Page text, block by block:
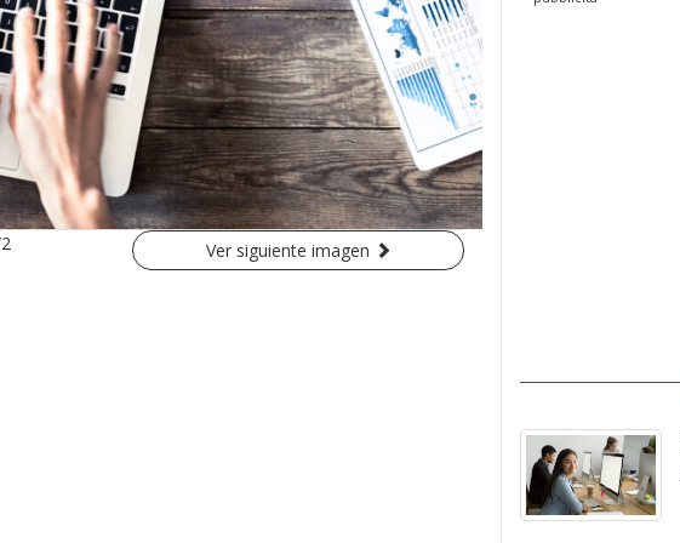
Ver siguiente imagen